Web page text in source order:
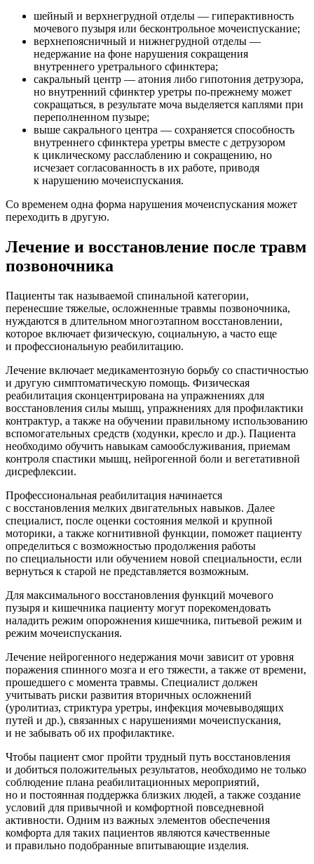
шейный и верхнегрудной отделы — гиперактивность
мочевого пузыря или бесконтрольное мочеиспускание;
верхнепоясничный и нижнегрудной отделы —
недержание на фоне нарушения сокращения
внутреннего уретрального сфинктера;
сакральный центр — атония либо гипотония детрузора,
но внутренний сфинктер уретры по-прежнему может
сокращаться, в результате моча выделяется каплями при
переполненном пузыре;
выше сакрального центра — сохраняется способность
внутреннего сфинктера уретры вместе с детрузором
к циклическому расслаблению и сокращению, но
исчезает согласованность в их работе, приводя
к нарушению мочеиспускания.
Со временем одна форма нарушения мочеиспускания может
переходить в другую.
Лечение и восстановление после травм
позвоночника
Пациенты так называемой спинальной категории,
перенесшие тяжелые, осложненные травмы позвоночника,
нуждаются в длительном многоэтапном восстановлении,
которое включает физическую, социальную, а часто еще
и профессиональную реабилитацию.
Лечение включает медикаментозную борьбу со спастичностью
и другую симптоматическую помощь. Физическая
реабилитация сконцентрирована на упражнениях для
восстановления силы мышц, упражнениях для профилактики
контрактур, а также на обучении правильному использованию
вспомогательных средств (ходунки, кресло и др.). Пациента
необходимо обучить навыкам самообслуживания, приемам
контроля спастики мышц, нейрогенной боли и вегетативной
дисрефлексии.
Профессиональная реабилитация начинается
с восстановления мелких двигательных навыков. Далее
специалист, после оценки состояния мелкой и крупной
моторики, а также когнитивной функции, поможет пациенту
определиться с возможностью продолжения работы
по специальности или обучением новой специальности, если
вернуться к старой не представляется возможным.
Для максимального восстановления функций мочевого
пузыря и кишечника пациенту могут порекомендовать
наладить режим опорожнения кишечника, питьевой режим и
режим мочеиспускания.
Лечение нейрогенного недержания мочи зависит от уровня
поражения спинного мозга и его тяжести, а также от времени,
прошедшего с момента травмы. Специалист должен
учитывать риски развития вторичных осложнений
(уролитиаз, стриктура уретры, инфекция мочевыводящих
путей и др.), связанных с нарушениями мочеиспускания,
и не забывать об их профилактике.
Чтобы пациент смог пройти трудный путь восстановления
и добиться положительных результатов, необходимо не только
соблюдение плана реабилитационных мероприятий,
но и постоянная поддержка близких людей, а также создание
условий для привычной и комфортной повседневной
активности. Одним из важных элементов обеспечения
комфорта для таких пациентов являются качественные
и правильно подобранные впитывающие изделия.